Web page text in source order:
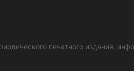
печатного издания,